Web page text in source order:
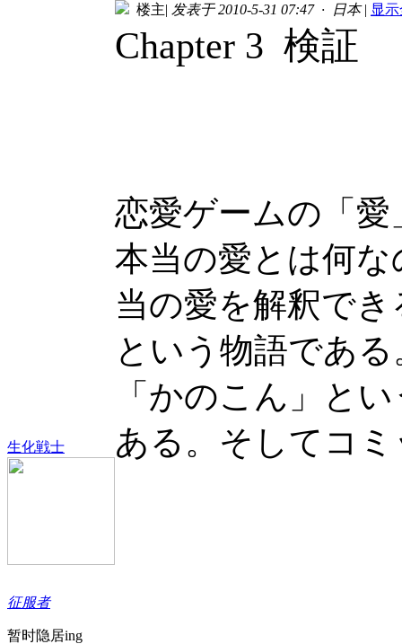
生化戦士
征服者
暂时隐居ing
楼主| 发表于 2010-5-31 07:47 · 日本 | 显
Chapter 3 検証
恋愛ゲームの「
本当の愛とは何
当の愛を解釈で
という物語である
「かのこん」と
ある。そしてコ